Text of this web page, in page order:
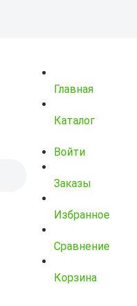
Главная
Каталог
Войти
Заказы
Избранное
Сравнение
Корзина